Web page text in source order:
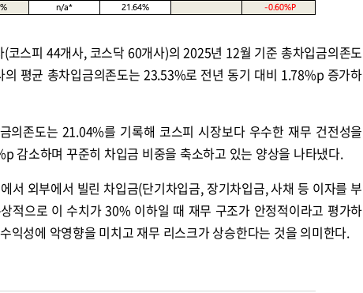
코스피 44개사, 코스닥 60개사)의 2025년 12월 기준 총차입금의존도
평균 총차입금의존도는 23.53%로 전년 동기 대비 1.78%p 증가하
의존도는 21.04%를 기록해 코스피 시장보다 우수한 재무 건전성을
감소하며 꾸준히 차입금 비중을 축소하고 있는 양상을 나타냈다.
서 외부에서 빌린 차입금(단기차입금, 장기차입금, 사채 등 이자를 부
적으로 이 수치가 30% 이하일 때 재무 구조가 안정적이라고 평가하
익성에 악영향을 미치고 재무 리스크가 상승한다는 것을 의미한다.